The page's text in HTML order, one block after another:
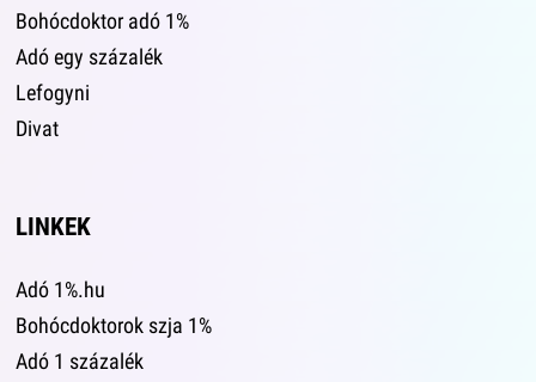
Bohócdoktor adó 1%
Adó egy százalék
Lefogyni
Divat
LINKEK
Adó 1%.hu
Bohócdoktorok szja 1%
Adó 1 százalék